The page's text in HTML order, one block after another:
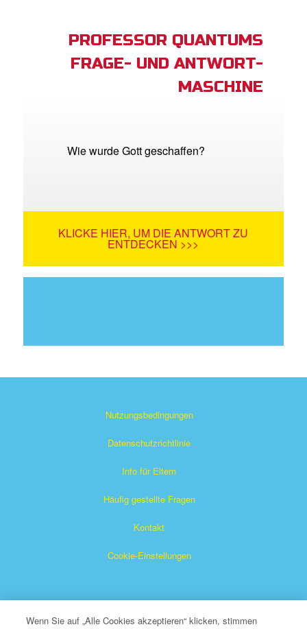
PROFESSOR QUANTUMS
FRAGE- UND ANTWORT-
MASCHINE
Wie wurde Gott geschaffen?
KLICKE HIER, UM DIE ANTWORT ZU
ENTDECKEN >>>
Nutzungsbedingungen
Datenschutzrichtlinie
Info für Eltern
Häufig gestellte Fragen
Kontakt
Cookie-Einstellungen
Wenn Sie auf „Alle Cookies akzeptieren“ klicken, stimmen